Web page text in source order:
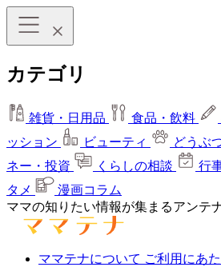
カテゴリ
雑貨・日用品 食品・飲料
ッション
ビューティ どうぶ
ネー・投資
くらしの相談 行
タメ
漫画コラム
ママの知りたい情報が集まるアンテ
ママテナについて ご利用にあ